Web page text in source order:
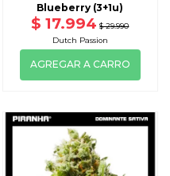
Blueberry (3+1u)
$ 17.994 $ 29.990
Dutch Passion
AGREGAR A CARRO